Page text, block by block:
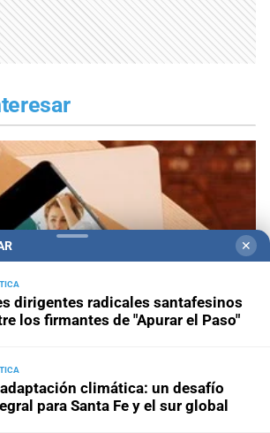
impresa de Viví Mejor de
✕
dirigentes radicales santafesinos
los firmantes de "Apurar el Paso"
climática: un desafío
para Santa Fe y el sur global